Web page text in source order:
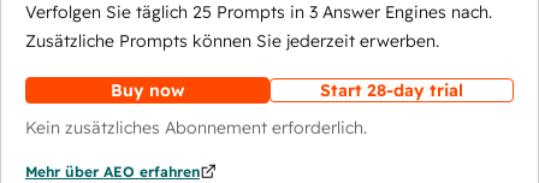
Verfolgen Sie täglich 25 Prompts in 3 Answer Engines nach.
Zusätzliche Prompts können Sie jederzeit erwerben.
Buy now
Start 28-day trial
Kein zusätzliches Abonnement erforderlich.
Mehr über AEO erfahren